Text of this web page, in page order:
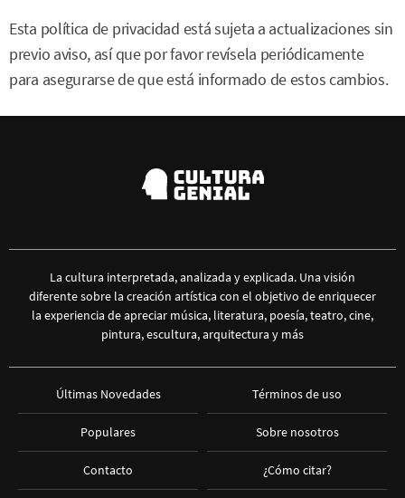
Esta política de privacidad está sujeta a actualizaciones sin
previo aviso, así que por favor revísela periódicamente
para asegurarse de que está informado de estos cambios.
La cultura interpretada, analizada y explicada. Una visión
diferente sobre la creación artística con el objetivo de enriquecer
la experiencia de apreciar música, literatura, poesía, teatro, cine,
pintura, escultura, arquitectura y más
Últimas Novedades
Populares
Contacto
Términos de uso
Sobre nosotros
¿Cómo citar?